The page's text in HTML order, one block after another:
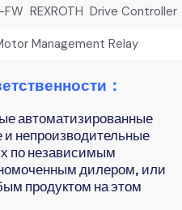
REXROTH Drive Controller
Management Relay
：
автоматизированные
непроизводительные
по независимым
дилером, или
продуктом на этом